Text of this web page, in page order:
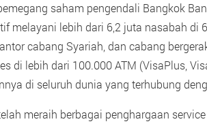
saham pengendali Bangkok
melayani lebih dari 6,2 juta nasabah di
cabang Syariah, dan cabang
di lebih dari 100.000 ATM (VisaPlus,
di seluruh dunia yang terhubung
meraih berbagai penghargaan